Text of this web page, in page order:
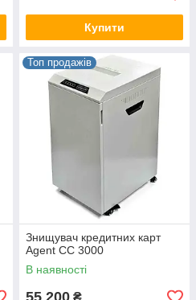
Купити
Топ продажів
Знищувач кредитних карт
Agent CC 3000
В наявності
₴